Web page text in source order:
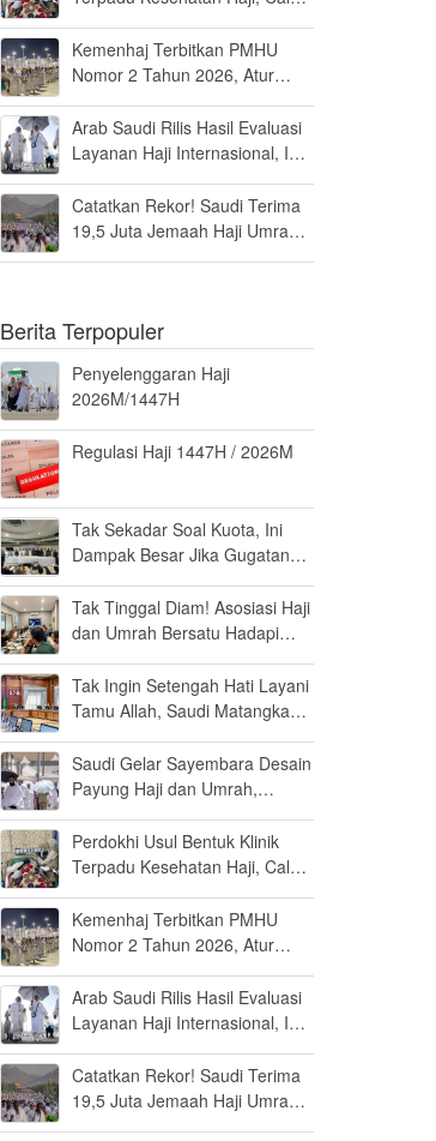
Fit to Fly
Kemenhaj Terbitkan PMHU
Nomor 2 Tahun 2026, Atur
Umrah
Arab Saudi Rilis Hasil Evaluasi
Layanan Haji Internasional, Ini
Catatkan Rekor! Saudi Terima
19,5 Juta Jemaah Haji Umrah
Berita Terpopuler
Penyelenggaran Haji
2026M/1447H
Regulasi Haji 1447H / 2026M
Tak Sekadar Soal Kuota, Ini
Dampak Besar Jika Gugatan
Tak Tinggal Diam! Asosiasi Haji
dan Umrah Bersatu Hadapi
Persen di MK
Tak Ingin Setengah Hati Layani
Tamu Allah, Saudi Matangkan
Saudi Gelar Sayembara Desain
Payung Haji dan Umrah,
Berpartisipasi
Perdokhi Usul Bentuk Klinik
Terpadu Kesehatan Haji, Calon
Fit to Fly
Kemenhaj Terbitkan PMHU
Nomor 2 Tahun 2026, Atur
Umrah
Arab Saudi Rilis Hasil Evaluasi
Layanan Haji Internasional, Ini
Catatkan Rekor! Saudi Terima
19,5 Juta Jemaah Haji Umrah